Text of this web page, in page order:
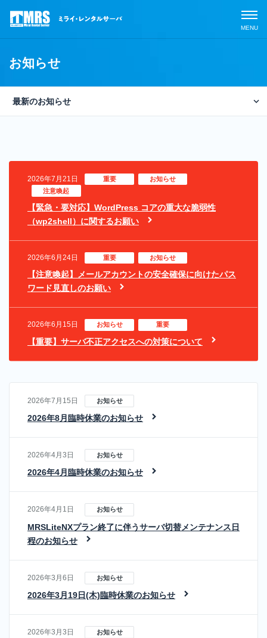
サービスラインナップ
「MRS
クラウ
ドサー
ビス」
ンタル
「MRS
クラウ
ドUIサ
ービ
ス」
サ
ー
バ
ビ
ス
共
有
レ
ン
ー
バ
サ
導入事例
ご利用中のお客様 管理画面ログイン
サービス案内資料ダウンロード
資料ダウンロード
お知らせ
最新のお知らせ
2025
2023
2021
2026年7月21日 重要
お知らせ
注意喚起
【緊急・要対応】WordPress コアの重大な脆弱性
（wp2shell）に関するお願い
2026年6月24日 重要 お知らせ
【注意喚起】メールアカウントの安全確保に向けたパス
ワード見直しのお願い
2026年6月15日 お知らせ 重要
【重要】サーバ不正アクセスへの対策について
2026年7月15日 お知らせ
2026年8月臨時休業のお知らせ
2026年4月3日 お知らせ
2026年4月臨時休業のお知らせ
2026年4月1日 お知らせ
MRSLiteNXプラン終了に伴うサーバ切替メンテナンス日
程のお知らせ
2026年3月6日 お知らせ
2026年3月19日(木)臨時休業のお知らせ
2026年3月3日 お知らせ